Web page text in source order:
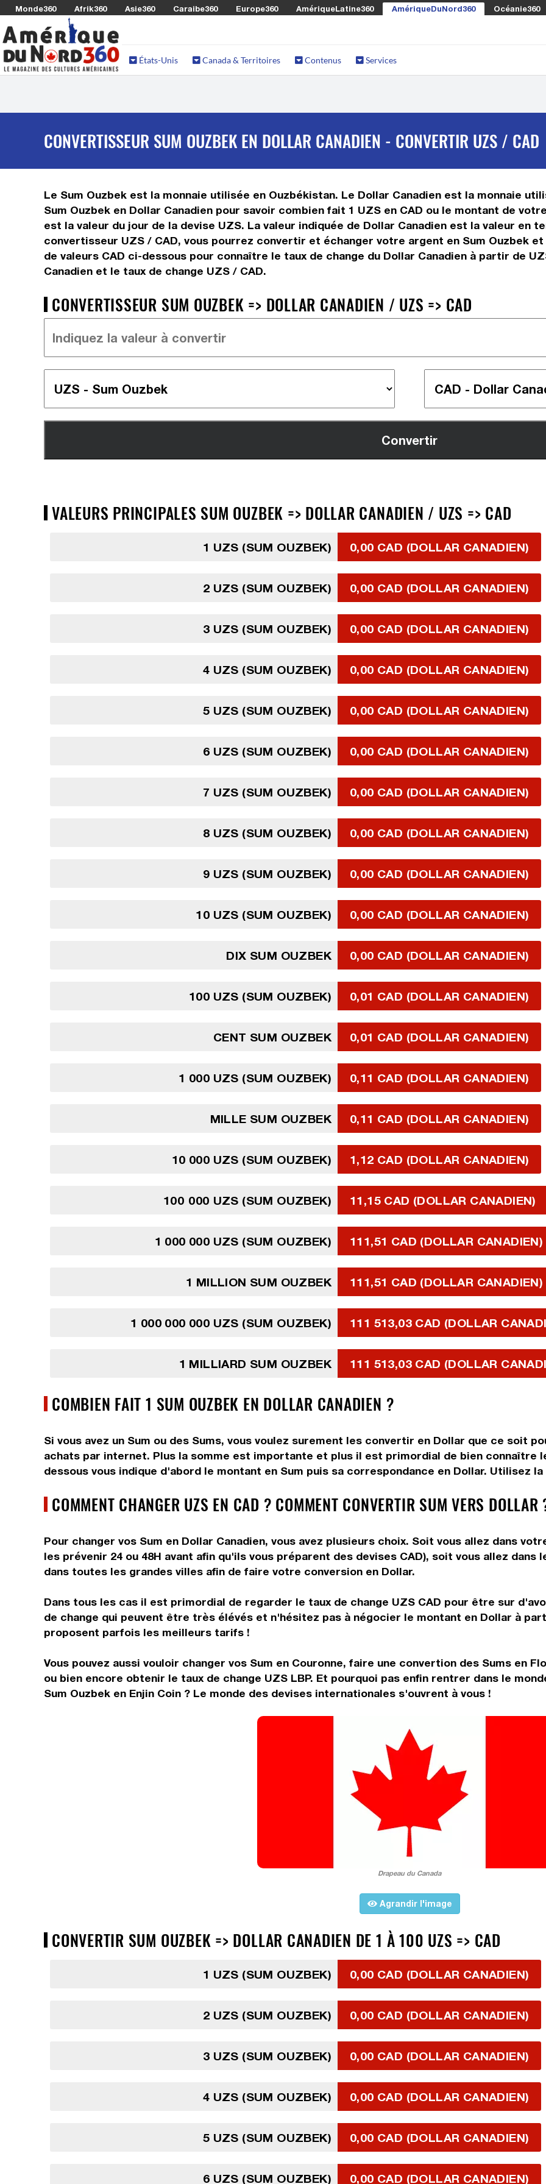
Monde360 Afrik360 Asie360 Caraibe360 Europe360 AmériqueLatine360 AmériqueDuNord360 Océanie360
États-Unis Canada & Territoires Contenus Services
CONVERTISSEUR SUM OUZBEK EN DOLLAR CANADIEN - CONVERTIR UZS / CAD
Le Sum Ouzbek est la monnaie utilisée en Ouzbékistan. Le Dollar Canadien est la monnaie
Sum Ouzbek en Dollar Canadien pour savoir combien fait 1 UZS en CAD ou le montant de
est la valeur du jour de la devise UZS. La valeur indiquée de Dollar Canadien est la valeur en
convertisseur UZS / CAD, vous pourrez convertir et échanger votre argent en Sum Ouzbek
de valeurs CAD ci-dessous pour connaître le taux de change du Dollar Canadien à partir de
Canadien et le taux de change UZS / CAD.
CONVERTISSEUR SUM OUZBEK => DOLLAR CANADIEN / UZS => CAD
VALEURS PRINCIPALES SUM OUZBEK => DOLLAR CANADIEN / UZS => CAD
1 UZS (SUM OUZBEK) 0,00 CAD (DOLLAR CANADIEN)
2 UZS (SUM OUZBEK) 0,00 CAD (DOLLAR CANADIEN)
3 UZS (SUM OUZBEK) 0,00 CAD (DOLLAR CANADIEN)
4 UZS (SUM OUZBEK) 0,00 CAD (DOLLAR CANADIEN)
5 UZS (SUM OUZBEK) 0,00 CAD (DOLLAR CANADIEN)
6 UZS (SUM OUZBEK) 0,00 CAD (DOLLAR CANADIEN)
7 UZS (SUM OUZBEK) 0,00 CAD (DOLLAR CANADIEN)
8 UZS (SUM OUZBEK) 0,00 CAD (DOLLAR CANADIEN)
9 UZS (SUM OUZBEK) 0,00 CAD (DOLLAR CANADIEN)
10 UZS (SUM OUZBEK) 0,00 CAD (DOLLAR CANADIEN)
DIX SUM OUZBEK 0,00 CAD (DOLLAR CANADIEN)
100 UZS (SUM OUZBEK) 0,01 CAD (DOLLAR CANADIEN)
CENT SUM OUZBEK 0,01 CAD (DOLLAR CANADIEN)
1 000 UZS (SUM OUZBEK) 0,11 CAD (DOLLAR CANADIEN)
MILLE SUM OUZBEK 0,11 CAD (DOLLAR CANADIEN)
10 000 UZS (SUM OUZBEK) 1,12 CAD (DOLLAR CANADIEN)
100 000 UZS (SUM OUZBEK) 11,15 CAD (DOLLAR CANADIEN)
1 000 000 UZS (SUM OUZBEK) 111,51 CAD (DOLLAR CANADIEN)
1 MILLION SUM OUZBEK 111,51 CAD (DOLLAR CANADIEN)
1 000 000 000 UZS (SUM OUZBEK) 111 513,03 CAD (DOLLAR
1 MILLIARD SUM OUZBEK 111 513,03 CAD (DOLLAR
COMBIEN FAIT 1 SUM OUZBEK EN DOLLAR CANADIEN ?
Si vous avez un Sum ou des Sums, vous voulez surement les convertir en Dollar que ce soit
achats par internet. Plus la somme est importante et plus il est primordial de bien connaître
dessous vous indique d'abord le montant en Sum puis sa correspondance en Dollar. Utilisez
COMMENT CHANGER UZS EN CAD ? COMMENT CONVERTIR SUM VERS DOLLAR
Pour changer vos Sum en Dollar Canadien, vous avez plusieurs choix. Soit vous allez dans
les prévenir 24 ou 48H avant afin qu'ils vous préparent des devises CAD), soit vous allez dans
dans toutes les grandes villes afin de faire votre conversion en Dollar.
Dans tous les cas il est primordial de regarder le taux de change UZS CAD pour être sur
de change qui peuvent être très élévés et n'hésitez pas à négocier le montant en Dollar à
proposent parfois les meilleurs tarifs !
Vous pouvez aussi vouloir changer vos Sum en Couronne, faire une convertion des Sums en
ou bien encore obtenir le taux de change UZS LBP. Et pourquoi pas enfin rentrer dans le
Sum Ouzbek en Enjin Coin ? Le monde des devises internationales s'ouvrent à vous !
Drapeau du Canada
Agrandir l'image
CONVERTIR SUM OUZBEK => DOLLAR CANADIEN DE 1 À 100 UZS => CAD
1 UZS (SUM OUZBEK) 0,00 CAD (DOLLAR CANADIEN)
2 UZS (SUM OUZBEK) 0,00 CAD (DOLLAR CANADIEN)
3 UZS (SUM OUZBEK) 0,00 CAD (DOLLAR CANADIEN)
4 UZS (SUM OUZBEK) 0,00 CAD (DOLLAR CANADIEN)
5 UZS (SUM OUZBEK) 0,00 CAD (DOLLAR CANADIEN)
6 UZS (SUM OUZBEK) 0,00 CAD (DOLLAR CANADIEN)